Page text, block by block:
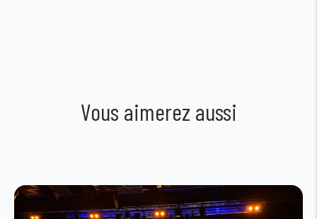
Vous aimerez aussi